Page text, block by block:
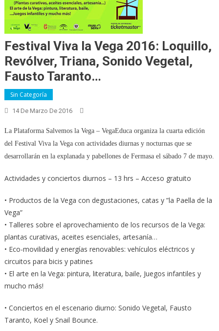
Festival Viva la Vega 2016: Loquillo,
Revólver, Triana, Sonido Vegetal,
Fausto Taranto…
Sin Categoría
14 De Marzo De 2016
La Plataforma Salvemos la Vega – VegaEduca organiza la cuarta edición
del Festival Viva la Vega con actividades diurnas y nocturnas que se
desarrollarán en la explanada y pabellones de Fermasa el sábado 7 de mayo.
Actividades y conciertos diurnos – 13 hrs – Acceso gratuito
• Productos de la Vega con degustaciones, catas y ”la Paella de la
Vega”
• Talleres sobre el aprovechamiento de los recursos de la Vega:
plantas curativas, aceites esenciales, artesanía…
• Eco-movilidad y energías renovables: vehículos eléctricos y
circuitos para bicis y patines
• El arte en la Vega: pintura, literatura, baile, Juegos infantiles y
mucho más!
• Conciertos en el escenario diurno: Sonido Vegetal, Fausto
Taranto, Koel y Snail Bounce.